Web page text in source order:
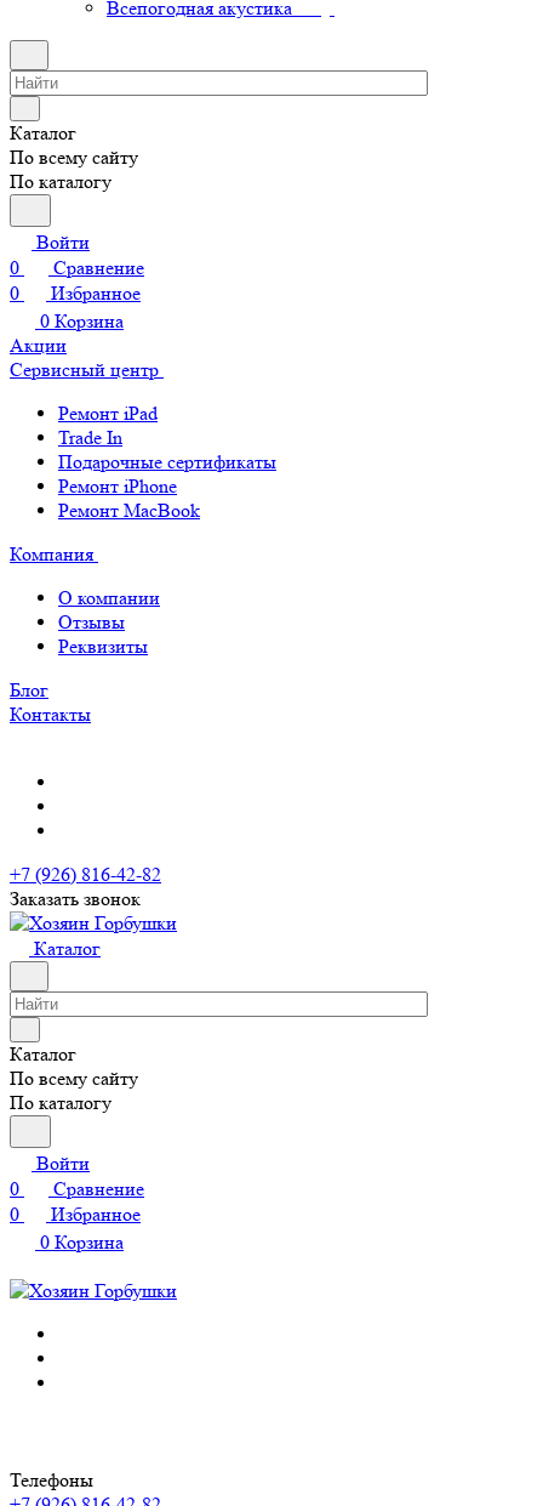
Всепогодная акустика
Каталог
По всему сайту
По каталогу
Войти
0
Сравнение
0
Избранное
0 Корзина
Акции
Сервисный центр
Ремонт iPad
Trade In
Подарочные сертификаты
Ремонт iPhone
Ремонт MacBook
Компания
О компании
Отзывы
Реквизиты
Блог
Контакты
+7 (926) 816-42-82
Заказать звонок
Каталог
Каталог
По всему сайту
По каталогу
Войти
0
Сравнение
0
Избранное
0 Корзина
Телефоны